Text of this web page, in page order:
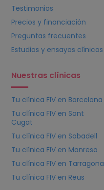
Testimonios
Precios y financiación
Preguntas frecuentes
Estudios y ensayos clínicos
Nuestras clínicas
Tu clínica FIVen Barcelona
Tu clínica FIVen Sant
Cugat
Tu clínica FIVen Sabadell
Tu clínica FIVen Manresa
Tu clínica FIVen Tarragona
Tu clínica FIVen Reus